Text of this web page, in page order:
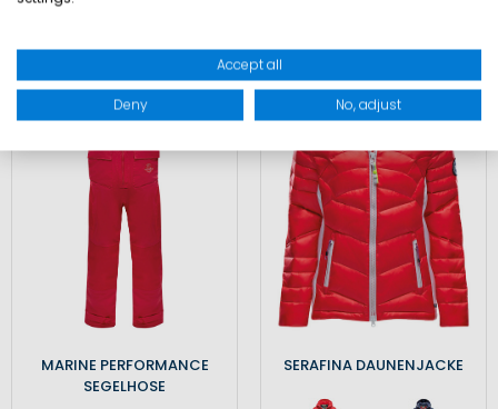
MARINE PERFORMANCE
SEGELHOSE
SALE
SERAFINA DAUNENJACKE
Accept all
Deny No, adjust